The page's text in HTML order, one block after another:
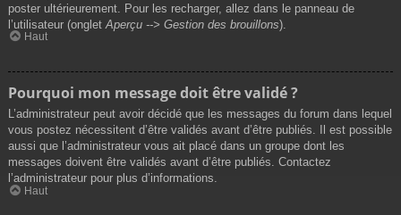
poster ultérieurement. Pour les recharger, allez dans le panneau de
l’utilisateur (onglet Aperçu --> Gestion des brouillons).
Haut
Pourquoi mon message doit être validé ?
L’administrateur peut avoir décidé que les messages du forum dans lequel
vous postez nécessitent d’être validés avant d’être publiés. Il est possible
aussi que l’administrateur vous ait placé dans un groupe dont les
messages doivent être validés avant d’être publiés. Contactez
l’administrateur pour plus d’informations.
Haut